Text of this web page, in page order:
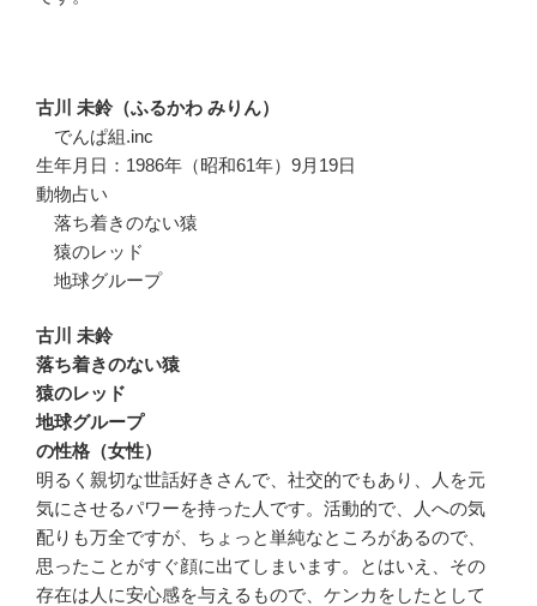
古川 未鈴（ふるかわ みりん）
でんぱ組.inc
生年月日：1986年（昭和61年）9月19日
動物占い
落ち着きのない猿
猿のレッド
地球グループ
古川 未鈴
落ち着きのない猿
猿のレッド
地球グループ
の性格（女性）
明るく親切な世話好きさんで、社交的でもあり、人を元
気にさせるパワーを持った人です。活動的で、人への気
配りも万全ですが、ちょっと単純なところがあるので、
思ったことがすぐ顔に出てしまいます。とはいえ、その
存在は人に安心感を与えるもので、ケンカをしたとして